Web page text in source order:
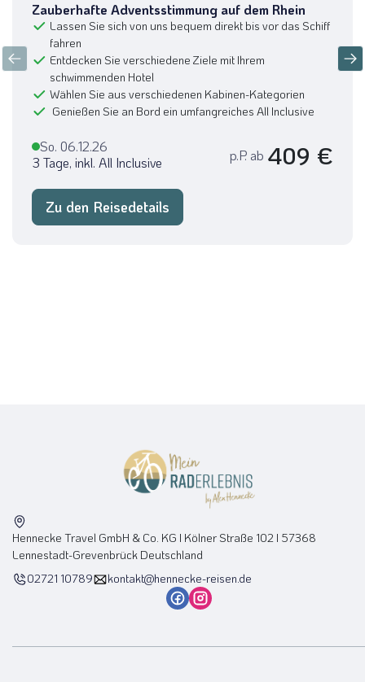
Zauberhafte Adventsstimmung auf dem Rhein
Lassen Sie sich von uns bequem direkt bis vor das Schiff
fahren
Entdecken Sie verschiedene Ziele mit Ihrem
schwimmenden Hotel
Wählen Sie aus verschiedenen Kabinen-Kategorien
Genießen Sie an Bord ein umfangreiches All Inclusive
So. 06.12.26
3 Tage, inkl. All Inclusive
p.P. ab 409 €
Zu den Reisedetails
Hennecke Travel GmbH & Co. KG I Kölner Straße 102 I 57368
Lennestadt-Grevenbrück Deutschland
02721 10789
kontakt@hennecke-reisen.de